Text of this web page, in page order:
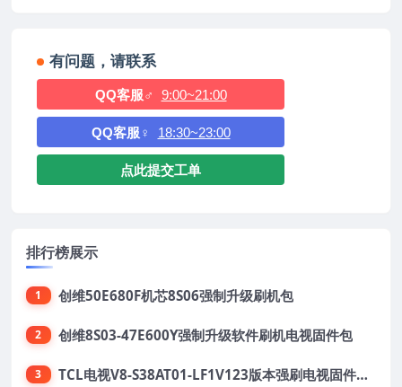
有问题，请联系
QQ客服♂ 9:00~21:00
QQ客服♀ 18:30~23:00
点此提交工单
排行榜展示
1 创维50E680F机芯8S06强制升级刷机包
2 创维8S03-47E600Y强制升级软件刷机电视固件包
3 TCL电视V8-S38AT01-LF1V123版本强刷电视固件包下载